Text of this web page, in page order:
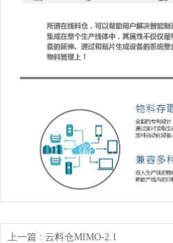
上一篇 : 云料仓MIMO-2.1